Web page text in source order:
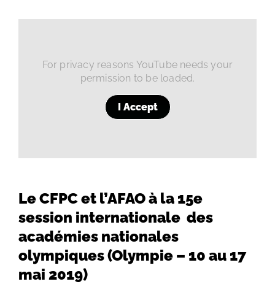
For privacy reasons YouTube needs your
permission to be loaded.
I Accept
Le CFPC et l’AFAO à la 15e
session internationale des
académies nationales
olympiques (Olympie – 10 au 17
mai 2019)